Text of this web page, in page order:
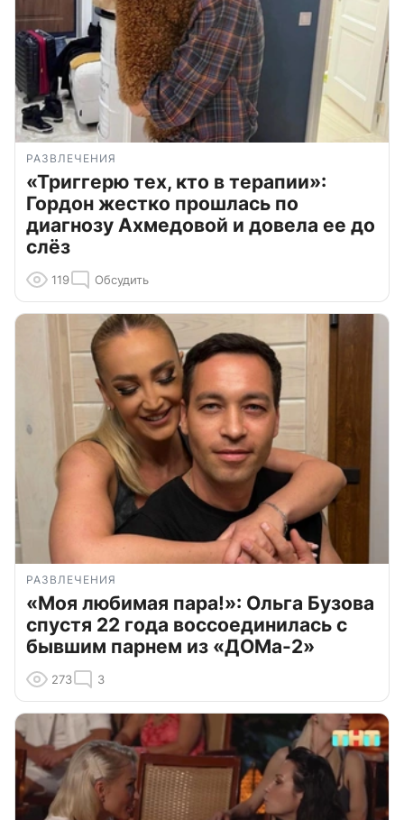
РАЗВЛЕЧЕНИЯ
«Триггерю тех, кто в терапии»:
Гордон жестко прошлась по
диагнозу Ахмедовой и довела ее до
слёз
119 Обсудить
РАЗВЛЕЧЕНИЯ
«Моя любимая пара!»: Ольга Бузова
спустя 22 года воссоединилась с
бывшим парнем из «ДОМа-2»
273 3